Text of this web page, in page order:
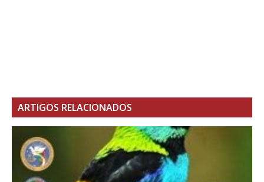
ARTIGOS RELACIONADOS